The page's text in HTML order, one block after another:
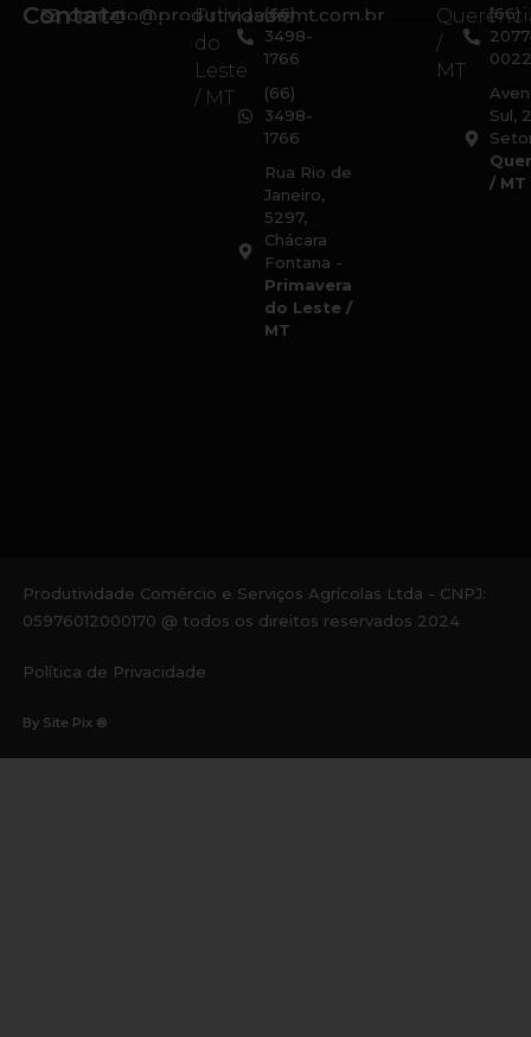
Contato
contato@produtividademt.com.br
Primavera
do
Leste
/ MT
(66)
3498-
1766
(66)
3498-
1766
Rua Rio de
Janeiro,
5297,
Chácara
Fontana -
Primavera
do Leste /
MT
/
MT
(66)
Sul,
/ MT
Produtividade Comércio e Serviços Agrícolas Ltda - CNPJ:
05976012000170 @ todos os direitos reservados 2024
Política de Privacidade
By Site Pix ®